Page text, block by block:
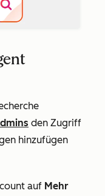
den Zugriff
hinzufügen
auf Mehr